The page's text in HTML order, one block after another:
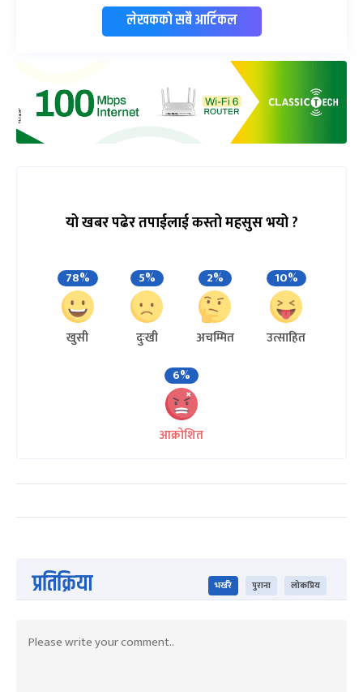
लेखकको सबै आर्टिकल
यो खबर पढेर तपाईलाई कस्तो महसुस भयो ?
78%
खुसी
5%
दुःखी
2%
अचम्मित
10%
उत्साहित
6%
आक्रोशित
प्रतिक्रिया भर्खरै पुराना लोकप्रिय